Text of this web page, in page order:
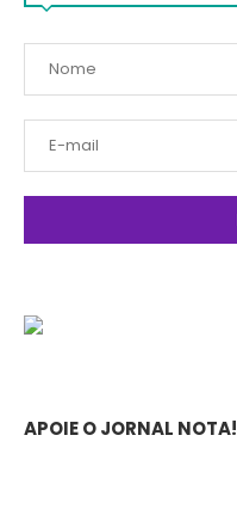
APOIE O JORNAL NOTA!